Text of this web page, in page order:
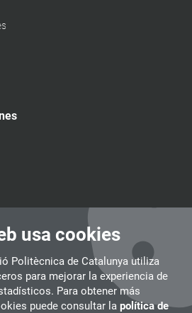
usa cookies
Politècnica de Catalunya utiliza
para mejorar la experiencia de
Para obtener más
puede consultar la política de